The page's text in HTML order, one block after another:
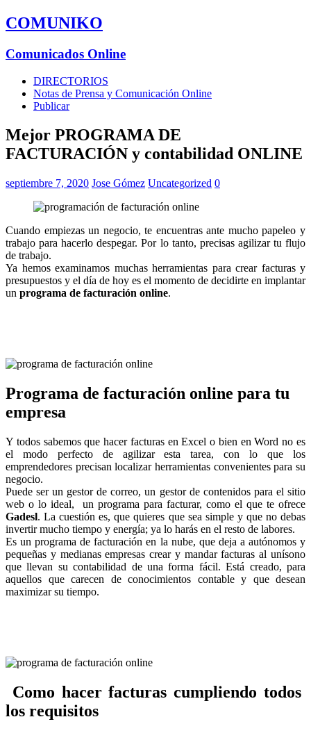
COMUNIKO
Comunicados Online
DIRECTORIOS
Notas de Prensa y Comunicación Online
Publicar
Mejor PROGRAMA DE
FACTURACIÓN y contabilidad ONLINE
septiembre 7, 2020 Jose Gómez Uncategorized 0
Cuando empiezas un negocio, te encuentras ante mucho papeleo y
trabajo para hacerlo despegar. Por lo tanto, precisas agilizar tu flujo
de trabajo.
Ya hemos examinamos muchas herramientas para crear facturas y
presupuestos y el día de hoy es el momento de decidirte en implantar
un programa de facturación online.
Programa de facturación online para tu
empresa
Y todos sabemos que hacer facturas en Excel o bien en Word no es
el modo perfecto de agilizar esta tarea, con lo que los
emprendedores precisan localizar herramientas convenientes para su
negocio.
Puede ser un gestor de correo, un gestor de contenidos para el sitio
web o lo ideal, un programa para facturar, como el que te ofrece
Gadesl. La cuestión es, que quieres que sea simple y que no debas
invertir mucho tiempo y energía; ya lo harás en el resto de labores.
Es un programa de facturación en la nube, que deja a autónomos y
pequeñas y medianas empresas crear y mandar facturas al unísono
que llevan su contabilidad de una forma fácil. Está creado, para
aquellos que carecen de conocimientos contable y que desean
maximizar su tiempo.
Como hacer facturas cumpliendo todos
los requisitos